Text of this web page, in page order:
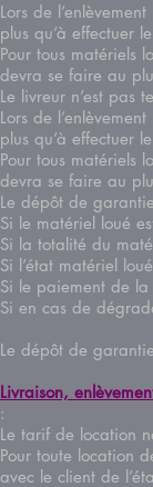
Lors de
plus qu’à effectuer
Pour tous matériels
devra se faire au
Le livreur n’est pas
Lors de
plus qu’à effectuer
Pour tous matériels
devra se faire au
Le dépôt de
Si le matériel loué
Si la totalité du
Si l’état matériel
Si le paiement de
Si en cas de
Le dépôt de
Livraison,
:
Le tarif de
Pour toute location
avec le client de